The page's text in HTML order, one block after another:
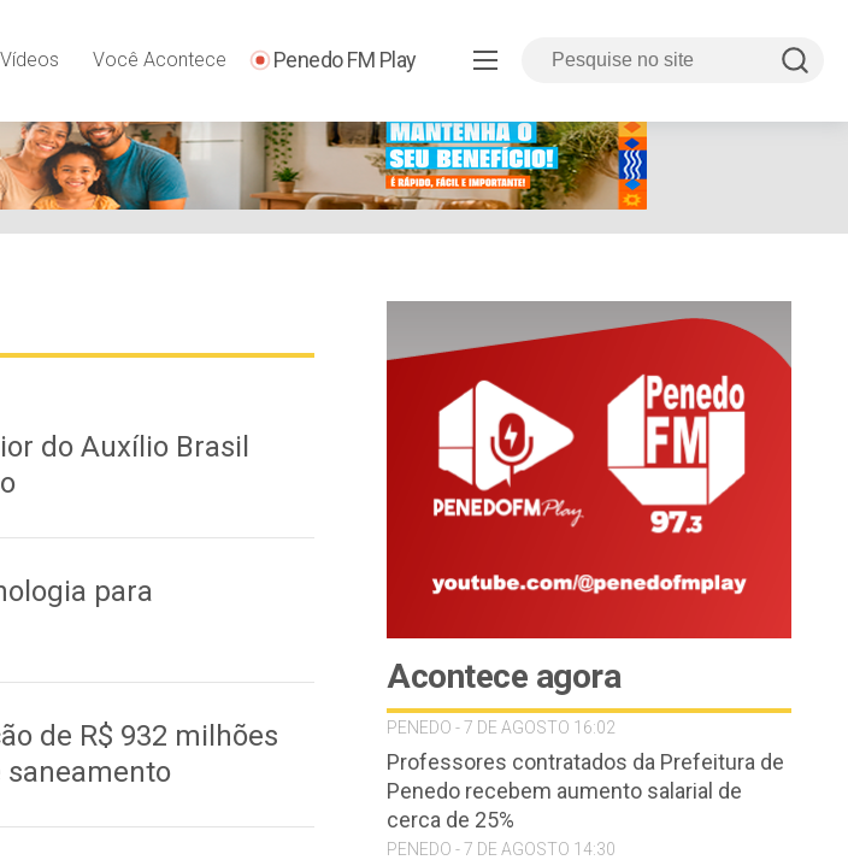
Vídeos Você Acontece Penedo FM Play
do Auxílio Brasil
para
de R$ 932 milhões
Acontece agora
PENEDO - 7 DE AGOSTO 16:02
Professores contratados da Prefeitura de
Penedo recebem aumento salarial de
cerca de 25%
PENEDO - 7 DE AGOSTO 14:30